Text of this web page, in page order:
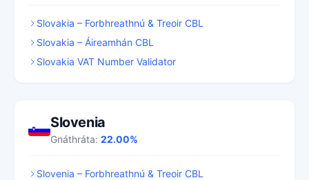
Slovakia – Forbhreathnú & Treoir CBL
Slovakia – Áireamhán CBL
Slovakia VAT Number Validator
Slovenia
Gnáthráta: 22.00%
Slovenia – Forbhreathnú & Treoir CBL